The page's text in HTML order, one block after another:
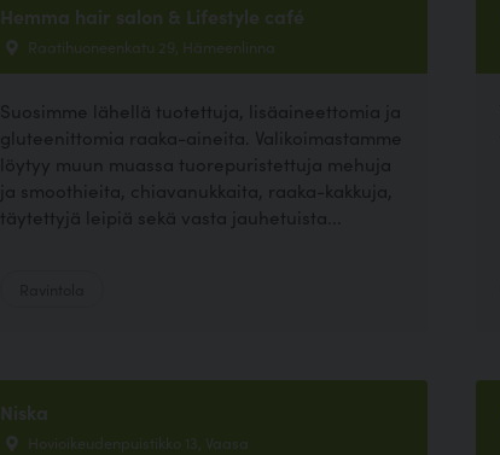
Hemma hair salon & Lifestyle café
Raatihuoneenkatu 29, Hämeenlinna
Suosimme lähellä tuotettuja, lisäaineettomia ja
gluteenittomia raaka-aineita. Valikoimastamme
löytyy muun muassa tuorepuristettuja mehuja
ja smoothieita, chiavanukkaita, raaka-kakkuja,
täytettyjä leipiä sekä vasta jauhetuista...
Niska
Hovioikeudenpuistikko 13, Vaasa